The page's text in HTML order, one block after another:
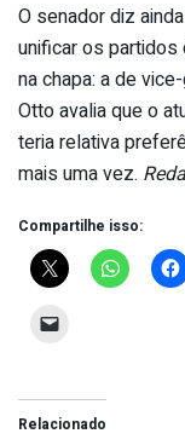
O senador diz
unificar os
na chapa: a de
Otto avalia que o
teria relativa
mais uma vez.
Compartilhe isso:
Relacionado